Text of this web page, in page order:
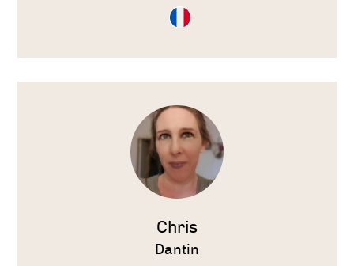
Consultation
en
Voir
Chris
Dantin